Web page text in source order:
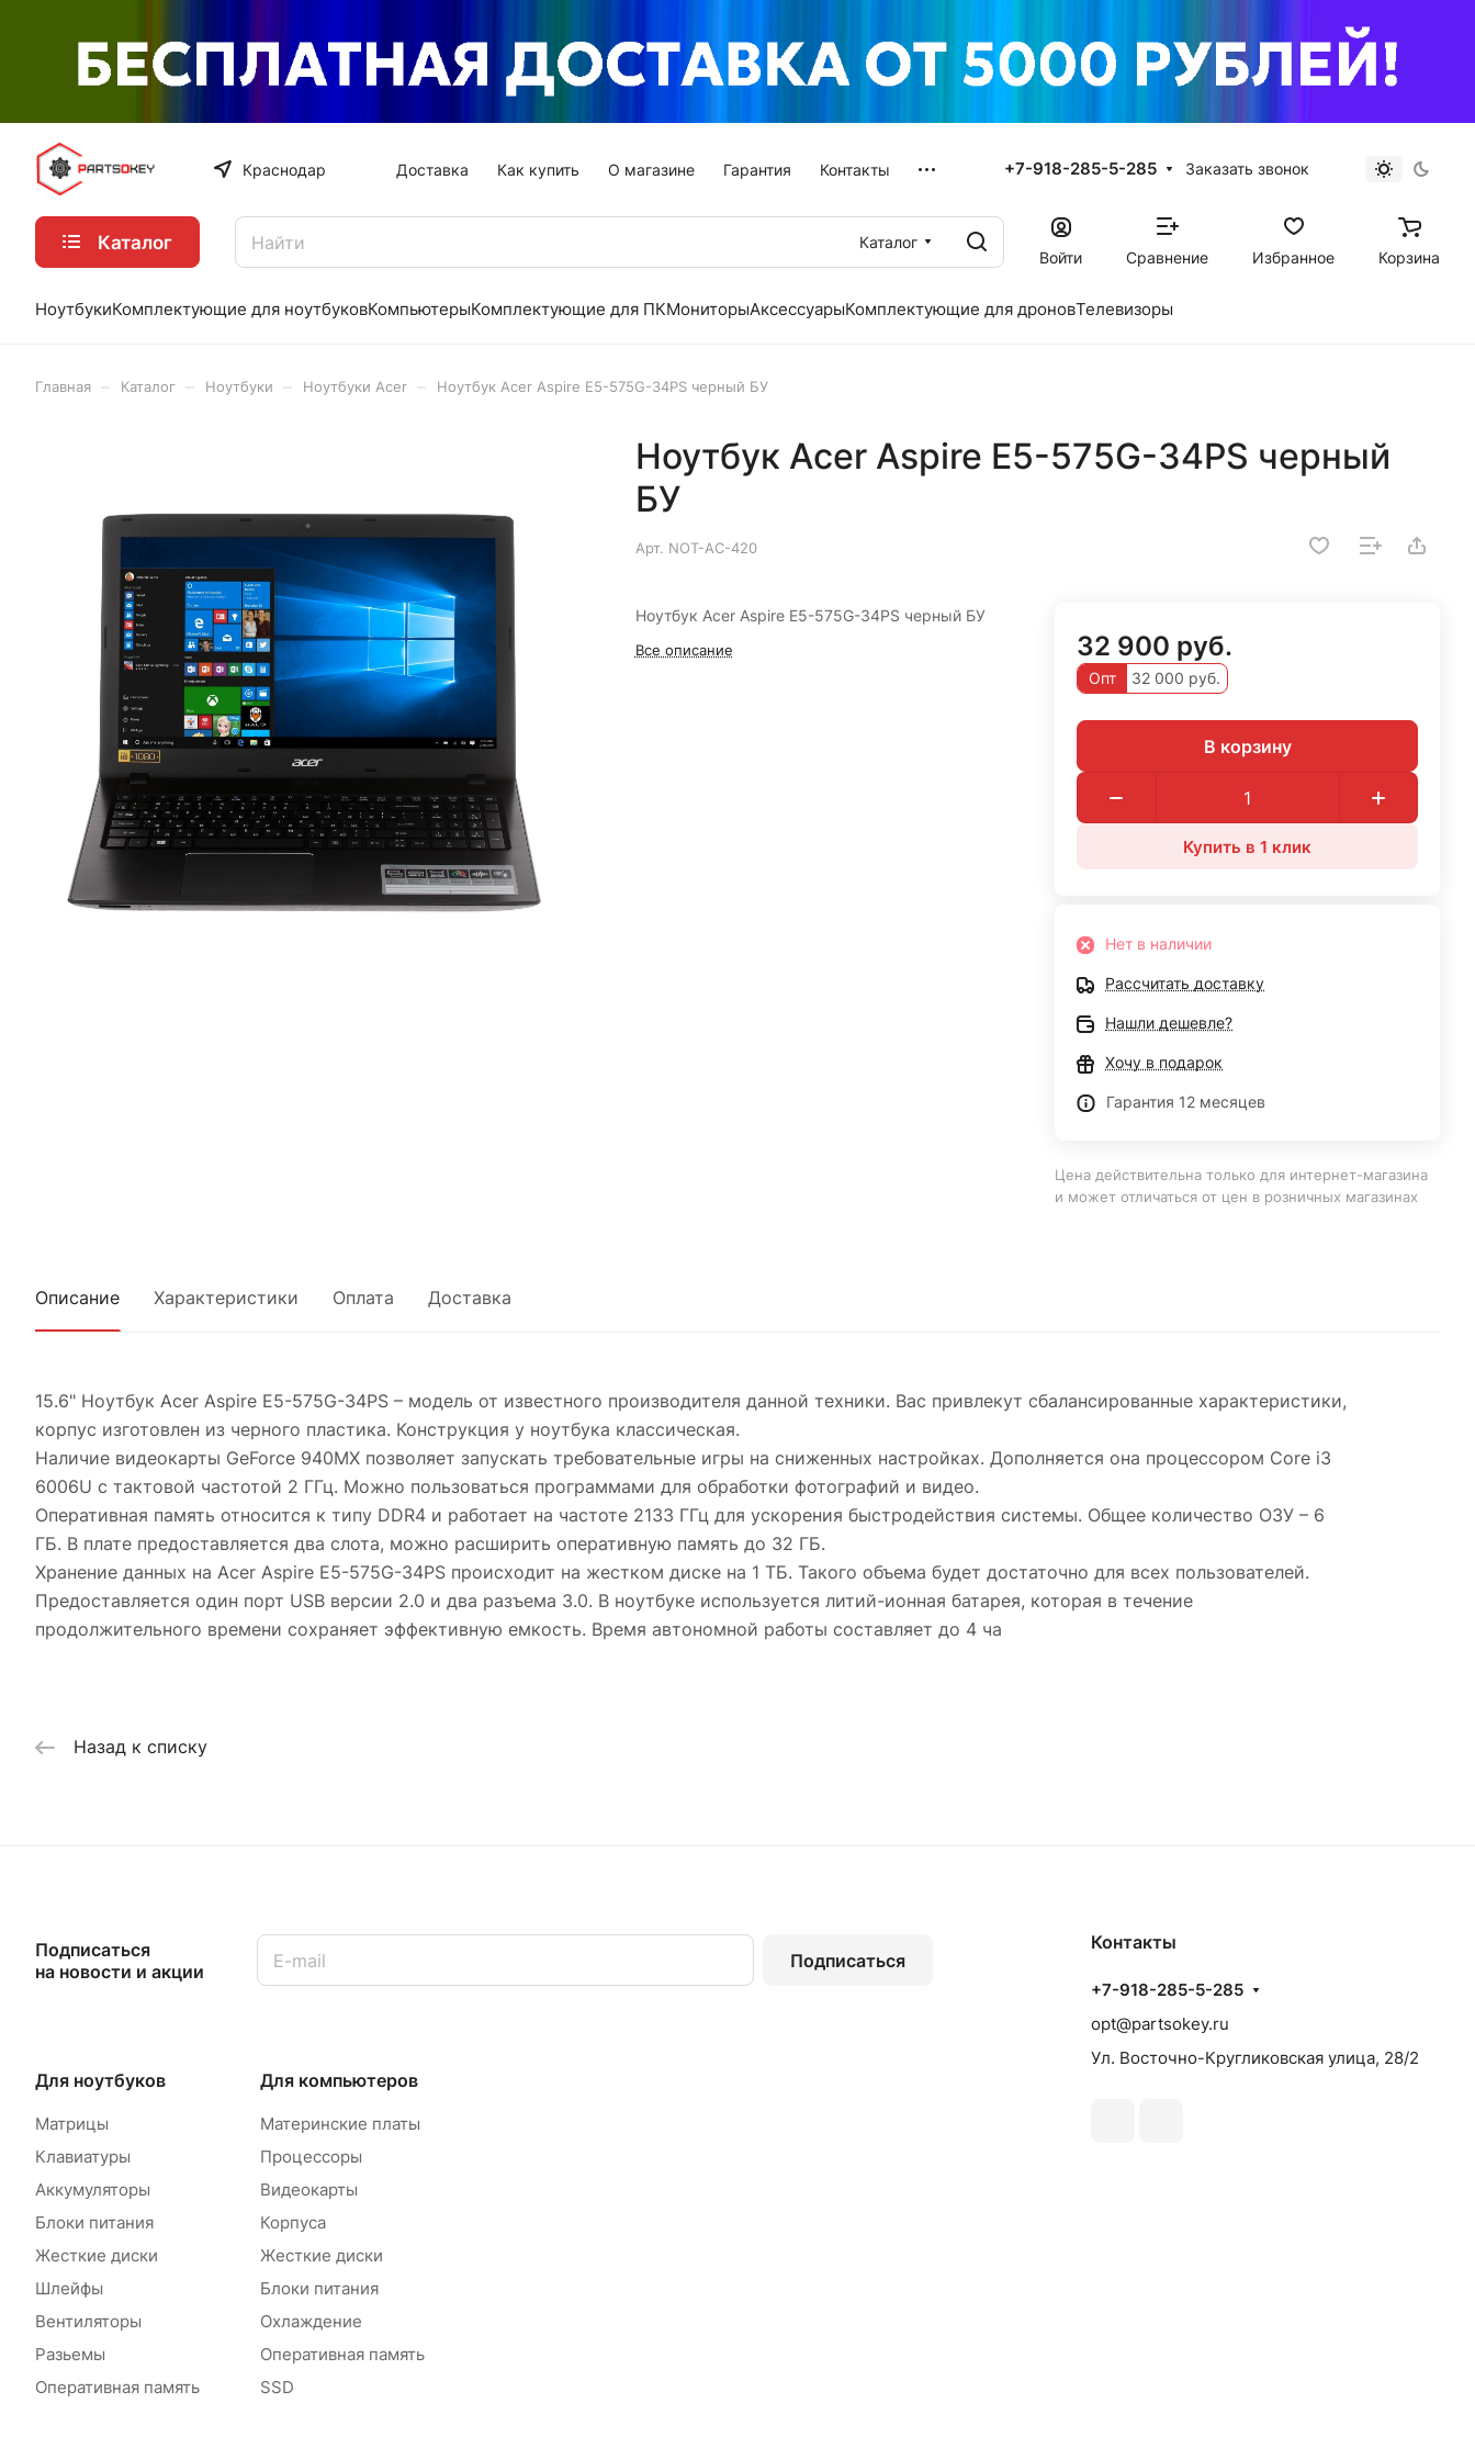
Краснодар Доставка Как купить О магазине Гарантия Контакты +7-918-285-5-285 Заказать звонок
Каталог
Каталог
Войти
Сравнение Избранное Корзина
НоутбукиКомплектующие для ноутбуковКомпьютерыКомплектующие для ПКМониторыАксессуарыКомплектующие для дроновТелевизоры
Главная Каталог Ноутбуки Ноутбуки Acer Ноутбук Acer Aspire E5-575G-34PS черный БУ
Ноутбук Acer Aspire E5-575G-34PS черный
БУ
Арт. NOT-AC-420
Ноутбук Acer Aspire E5-575G-34PS черный БУ
Все описание 32 900 руб.
Опт 32 000 руб.
В корзину
Купить в 1 клик
Нет в наличии
Рассчитать доставку
Нашли дешевле?
Хочу в подарок
Гарантия 12 месяцев
Цена действительна только для интернет-магазина
и может отличаться от цен в розничных магазинах
Описание Характеристики Оплата Доставка
15.6" Ноутбук Acer Aspire E5-575G-34PS – модель от известного производителя данной техники. Вас привлекут сбалансированные характеристики,
корпус изготовлен из черного пластика. Конструкция у ноутбука классическая.
Наличие видеокарты GeForce 940MX позволяет запускать требовательные игры на сниженных настройках. Дополняется она процессором Core i3
6006U с тактовой частотой 2 ГГц. Можно пользоваться программами для обработки фотографий и видео.
Оперативная память относится к типу DDR4 и работает на частоте 2133 ГГц для ускорения быстродействия системы. Общее количество ОЗУ – 6
ГБ. В плате предоставляется два слота, можно расширить оперативную память до 32 ГБ.
Хранение данных на Acer Aspire E5-575G-34PS происходит на жестком диске на 1 ТБ. Такого объема будет достаточно для всех пользователей.
Предоставляется один порт USB версии 2.0 и два разъема 3.0. В ноутбуке используется литий-ионная батарея, которая в течение
продолжительного времени сохраняет эффективную емкость. Время автономной работы составляет до 4 ча
Назад к списку
Подписаться
на новости и акции
Подписаться
Для ноутбуков
Матрицы
Клавиатуры
Аккумуляторы
Блоки питания
Жесткие диски
Шлейфы
Вентиляторы
Разьемы
Оперативная память
Для компьютеров
Материнские платы
Процессоры
Видеокарты
Корпуса
Жесткие диски
Блоки питания
Охлаждение
Оперативная память
SSD
Контакты
+7-918-285-5-285
opt@partsokey.ru
Ул. Восточно-Кругликовская улица, 28/2